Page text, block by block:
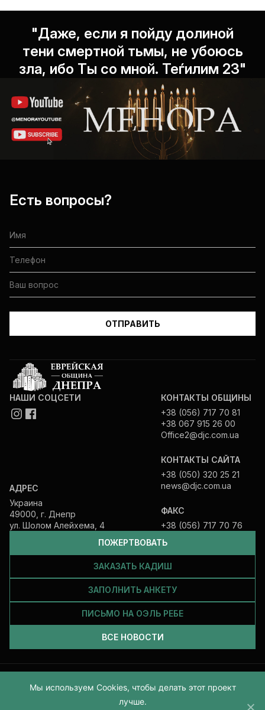
"Даже, если я пойду долиной
тени смертной тьмы, не убоюсь
зла, ибо Ты со мной. Теѓилим 23"
Есть вопросы?
ПОЖЕРТВОВАТЬ
ЗАКАЗАТЬ КАДИШ
ЗАПОЛНИТЬ АНКЕТУ
ПИСЬМО НА ОЭЛЬ РЕБЕ
ВСЕ НОВОСТИ
НАШИ СОЦСЕТИ
АДРЕС
Украина
49000, г. Днепр
ул. Шолом Алейхема, 4
КОНТАКТЫ ОБЩИНЫ
+38 (056) 717 70 81
+38 067 915 26 00
Office2@djc.com.ua
КОНТАКТЫ САЙТА
+38 (050) 320 25 21
news@djc.com.ua
ФАКС
+38 (056) 717 70 76
Все права защищены и принадлежат Еврейской общине Днепра.
2026
Мы используем Cookies, чтобы делать этот проект
лучше.